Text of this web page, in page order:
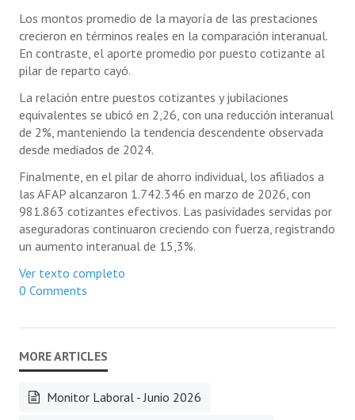
Los montos promedio de la mayoría de las prestaciones
crecieron en términos reales en la comparación interanual.
En contraste, el aporte promedio por puesto cotizante al
pilar de reparto cayó.
La relación entre puestos cotizantes y jubilaciones
equivalentes se ubicó en 2,26, con una reducción interanual
de 2%, manteniendo la tendencia descendente observada
desde mediados de 2024.
Finalmente, en el pilar de ahorro individual, los afiliados a
las AFAP alcanzaron 1.742.346 en marzo de 2026, con
981.863 cotizantes efectivos. Las pasividades servidas por
aseguradoras continuaron creciendo con fuerza, registrando
un aumento interanual de 15,3%.
Ver texto completo
0 Comments
Monitor Laboral - Junio 2026